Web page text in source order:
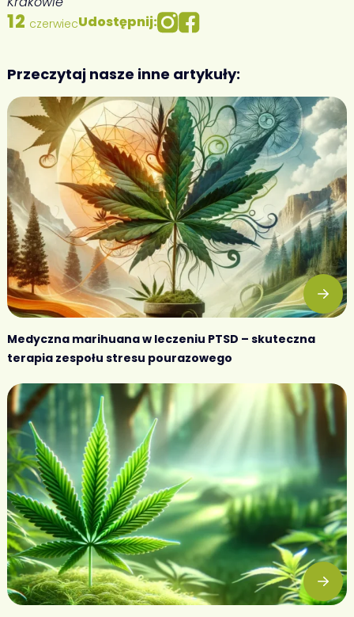
12 czerwiecUdostępnij:
Przeczytaj nasze inne artykuły:
Medyczna marihuana w leczeniu PTSD – skuteczna
terapia zespołu stresu pourazowego